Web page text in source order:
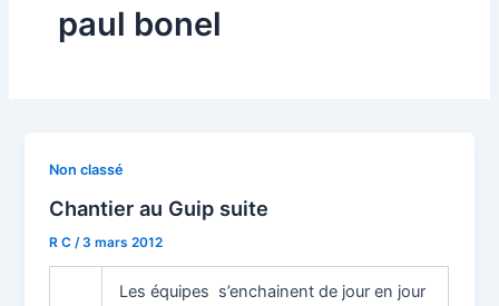
paul bonel
Non classé
Chantier au Guip suite
R C/3 mars 2012
Les équipes s’enchainent de jour en jour